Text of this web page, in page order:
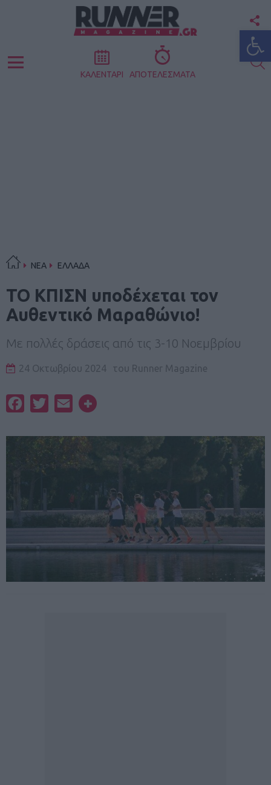
Menu ΚΑΛΕΝΤΑΡΙ ΑΠΟΤΕΛΕΣΜΑΤΑ
ΝΕΑ ΕΛΛΑΔΑ
ΤΟ ΚΠΙΣΝ υποδέχεται τον
Αυθεντικό Μαραθώνιο!
Με πολλές δράσεις από τις 3-10 Νοεμβρίου
24 Οκτωβρίου 2024 του Runner Magazine
FacebookTwitterEmail